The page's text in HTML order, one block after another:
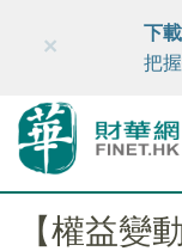
財華智庫網
×
下
把
【權益變